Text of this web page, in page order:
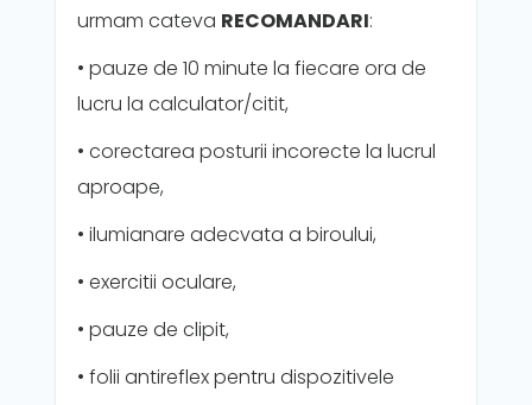
urmam cateva RECOMANDARI:
• pauze de 10 minute la fiecare ora de
lucru la calculator/citit,
• corectarea posturii incorecte la lucrul
aproape,
• ilumianare adecvata a biroului,
• exercitii oculare,
• pauze de clipit,
• folii antireflex pentru dispozitivele